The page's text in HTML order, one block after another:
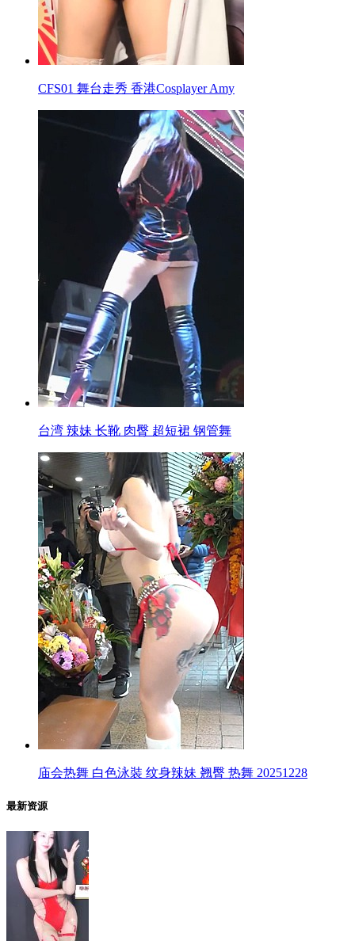
CFS01 舞台走秀 香港Cosplayer Amy
台湾 辣妹 长靴 肉臀 超短裙 钢管舞
庙会热舞 白色泳裝 纹身辣妹 翘臀 热舞 20251228
最新资源